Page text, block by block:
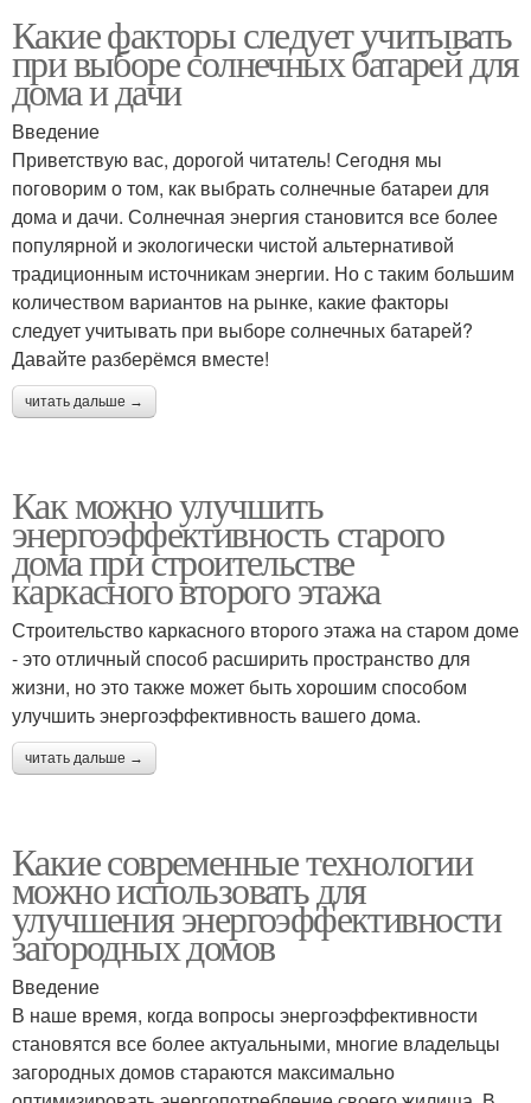
Какие факторы следует учитывать
при выборе солнечных батарей для
дома и дачи
Введение
Приветствую вас, дорогой читатель! Сегодня мы
поговорим о том, как выбрать солнечные батареи для
дома и дачи. Солнечная энергия становится все более
популярной и экологически чистой альтернативой
традиционным источникам энергии. Но с таким большим
количеством вариантов на рынке, какие факторы
следует учитывать при выборе солнечных батарей?
Давайте разберёмся вместе!
читать дальше →
Как можно улучшить
энергоэффективность старого
дома при строительстве
каркасного второго этажа
Строительство каркасного второго этажа на старом доме
- это отличный способ расширить пространство для
жизни, но это также может быть хорошим способом
улучшить энергоэффективность вашего дома.
читать дальше →
Какие современные технологии
можно использовать для
улучшения энергоэффективности
загородных домов
Введение
В наше время, когда вопросы энергоэффективности
становятся все более актуальными, многие владельцы
загородных домов стараются максимально